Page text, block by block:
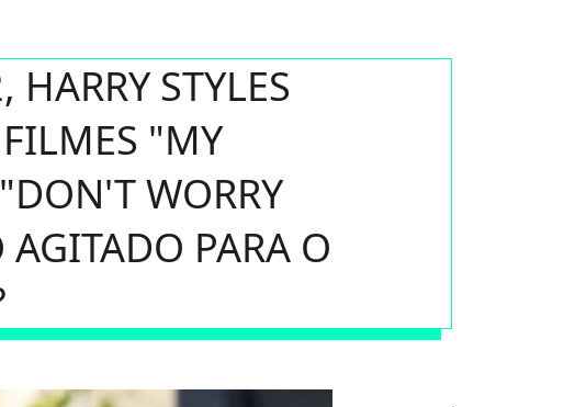
STYLES
"MY
WORRY
PARA O